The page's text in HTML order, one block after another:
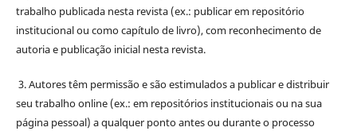
trabalho publicada nesta revista (ex.: publicar em repositório
institucional ou como capítulo de livro), com reconhecimento de
autoria e publicação inicial nesta revista.
3. Autores têm permissão e são estimulados a publicar e distribuir
seu trabalho online (ex.: em repositórios institucionais ou na sua
página pessoal) a qualquer ponto antes ou durante o processo